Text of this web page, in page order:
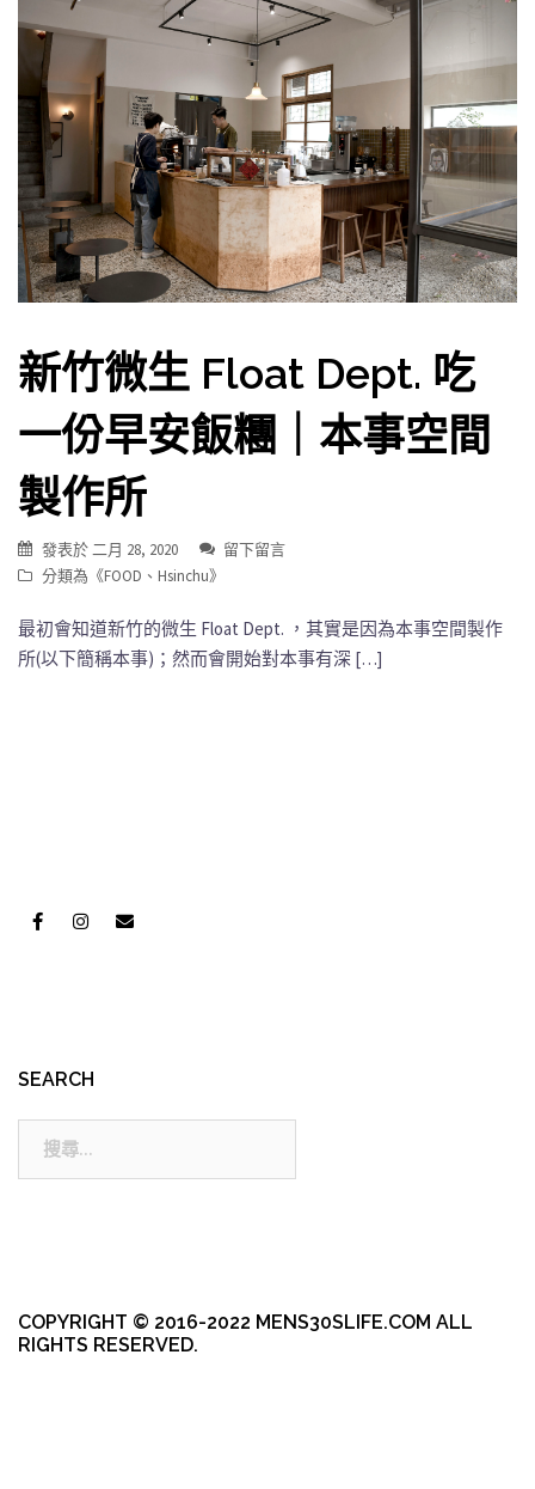
新竹微生 Float Dept. 吃
一份早安飯糰｜本事空間
製作所
發表於二月 28, 2020
留下留言
分類為《FOOD 、 Hsinchu》
最初會知道新竹的微生 Float Dept. ，其實是因為本事空間製作
所(以下簡稱本事)；然而會開始對本事有深 […]
SEARCH
COPYRIGHT © 2016-2022 MENS30SLIFE.COM ALL
RIGHTS RESERVED.